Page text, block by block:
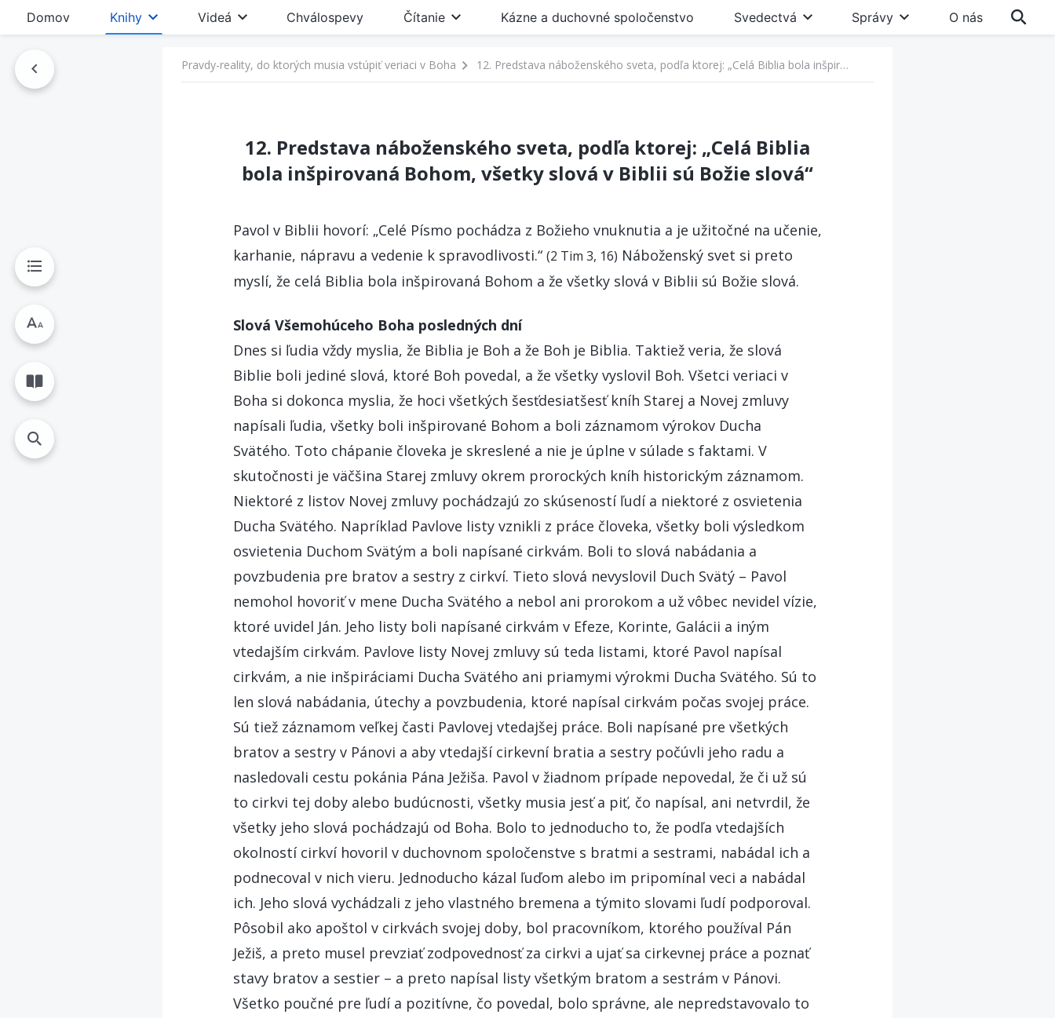
Domov Knihy Videá Chválospevy Čítanie Kázne a duchovné spoločenstvo Svedectvá Správy O nás
Pravdy-reality, do ktorých musia vstúpiť veriaci v Boha 12. Predstava náboženského sveta, podľa ktorej: „Celá Biblia bola inšpirovaná Bohom, všetky slová v Biblii sú Božie slová“
12. Predstava náboženského sveta, podľa ktorej: „Celá Biblia
bola inšpirovaná Bohom, všetky slová v Biblii sú Božie slová“
Pavol v Biblii hovorí: „Celé Písmo pochádza z Božieho vnuknutia a je užitočné na učenie,
karhanie, nápravu a vedenie k spravodlivosti.“ (2 Tim 3, 16) Náboženský svet si preto
myslí, že celá Biblia bola inšpirovaná Bohom a že všetky slová v Biblii sú Božie slová.
Slová Všemohúceho Boha posledných dní
Dnes si ľudia vždy myslia, že Biblia je Boh a že Boh je Biblia. Taktiež veria, že slová
Biblie boli jediné slová, ktoré Boh povedal, a že všetky vyslovil Boh. Všetci veriaci v
Boha si dokonca myslia, že hoci všetkých šesťdesiatšesť kníh Starej a Novej zmluvy
napísali ľudia, všetky boli inšpirované Bohom a boli záznamom výrokov Ducha
Svätého. Toto chápanie človeka je skreslené a nie je úplne v súlade s faktami. V
skutočnosti je väčšina Starej zmluvy okrem prorockých kníh historickým záznamom.
Niektoré z listov Novej zmluvy pochádzajú zo skúseností ľudí a niektoré z osvietenia
Ducha Svätého. Napríklad Pavlove listy vznikli z práce človeka, všetky boli výsledkom
osvietenia Duchom Svätým a boli napísané cirkvám. Boli to slová nabádania a
povzbudenia pre bratov a sestry z cirkví. Tieto slová nevyslovil Duch Svätý – Pavol
nemohol hovoriť v mene Ducha Svätého a nebol ani prorokom a už vôbec nevidel vízie,
ktoré uvidel Ján. Jeho listy boli napísané cirkvám v Efeze, Korinte, Galácii a iným
vtedajším cirkvám. Pavlove listy Novej zmluvy sú teda listami, ktoré Pavol napísal
cirkvám, a nie inšpiráciami Ducha Svätého ani priamymi výrokmi Ducha Svätého. Sú to
len slová nabádania, útechy a povzbudenia, ktoré napísal cirkvám počas svojej práce.
Sú tiež záznamom veľkej časti Pavlovej vtedajšej práce. Boli napísané pre všetkých
bratov a sestry v Pánovi a aby vtedajší cirkevní bratia a sestry počúvli jeho radu a
nasledovali cestu pokánia Pána Ježiša. Pavol v žiadnom prípade nepovedal, že či už sú
to cirkvi tej doby alebo budúcnosti, všetky musia jesť a piť, čo napísal, ani netvrdil, že
všetky jeho slová pochádzajú od Boha. Bolo to jednoducho to, že podľa vtedajších
okolností cirkví hovoril v duchovnom spoločenstve s bratmi a sestrami, nabádal ich a
podnecoval v nich vieru. Jednoducho kázal ľuďom alebo im pripomínal veci a nabádal
ich. Jeho slová vychádzali z jeho vlastného bremena a týmito slovami ľudí podporoval.
Pôsobil ako apoštol v cirkvách svojej doby, bol pracovníkom, ktorého používal Pán
Ježiš, a preto musel prevziať zodpovednosť za cirkvi a ujať sa cirkevnej práce a poznať
stavy bratov a sestier – a preto napísal listy všetkým bratom a sestrám v Pánovi.
Všetko poučné pre ľudí a pozitívne, čo povedal, bolo správne, ale nepredstavovalo to